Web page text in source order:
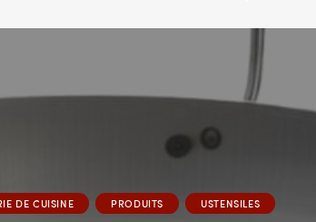
DE CUISINE PRODUITS USTENSILES